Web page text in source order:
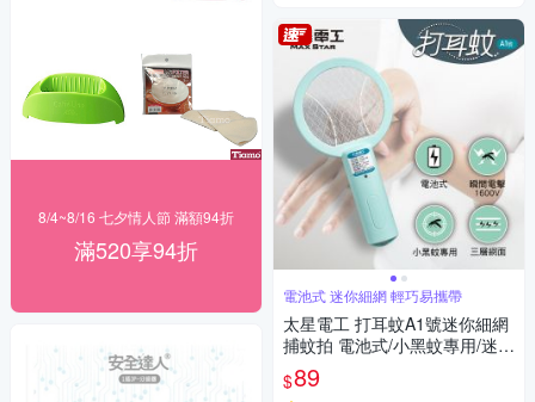
8/4~8/16 七夕情人節 滿額94折
滿520享94折
電池式 迷你細網 輕巧易攜帶
太星電工 打耳蚊A1號迷你細網
捕蚊拍 電池式/小黑蚊專用/迷你
捕蚊拍/迷你電蚊拍/巴掌型捕蚊
拍
$89